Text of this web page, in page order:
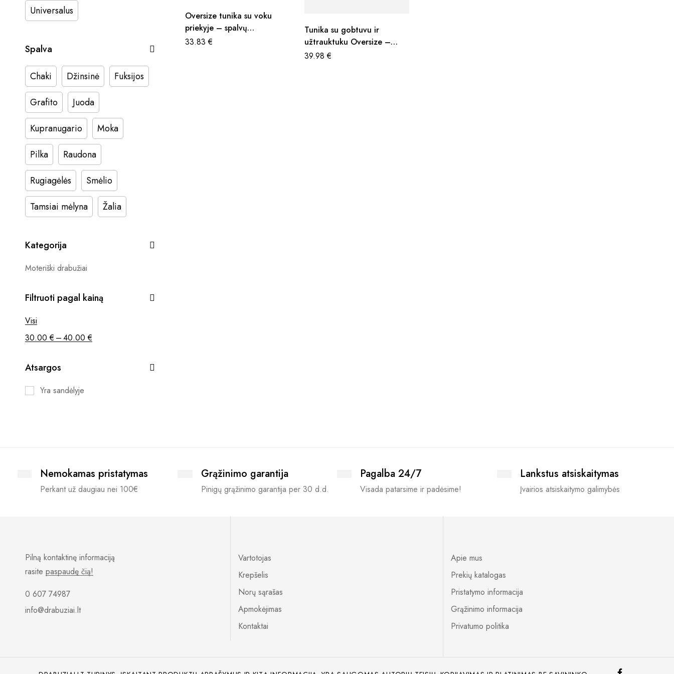
Universalus
Spalva
Chaki Džinsinė
Fuksijos
Grafito
Juoda
Kupranugario
Moka
Pilka
Raudona
Rugiagėlės
Smėlio
Tamsiai mėlyna
Žalia
Kategorija
Moteriški drabužiai
Filtruoti pagal kainą
Visi
30.00€ –40.00€
Atsargos
Yra sandėlyje
Oversize tunika su voku
priekyje – spalvų
pasirinkimas
33.83€
Tunika su gobtuvu ir
užtrauktuku Oversize –
spalvų pasirinkimas
39.98€
Nemokamas pristatymas
Perkant už daugiau nei 100€
Grąžinimo garantija
Pinigų grąžinimo garantija per 30 d.d.
Pagalba 24/7
Visada patarsime ir padėsime!
Lankstus atsiskaitymas
Įvairios atsiskaitymo galimybės
Pilną kontaktinę informaciją
rasite paspaudę čią!
0 607 74987
info@drabuziai.lt
Vartotojas
Krepšelis
Norų sąrašas
Apmokėjimas
Kontaktai
Apie mus
Prekių katalogas
Pristatymo informacija
Grąžinimo informacija
Privatumo politika